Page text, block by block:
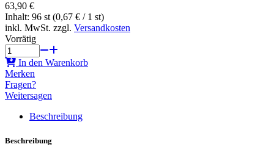
63,90 €
Inhalt: 96 st (0,67 € / 1 st)
inkl. MwSt. zzgl. Versandkosten
Vorrätig
In den Warenkorb
Merken
Fragen?
Weitersagen
Beschreibung
Beschreibung